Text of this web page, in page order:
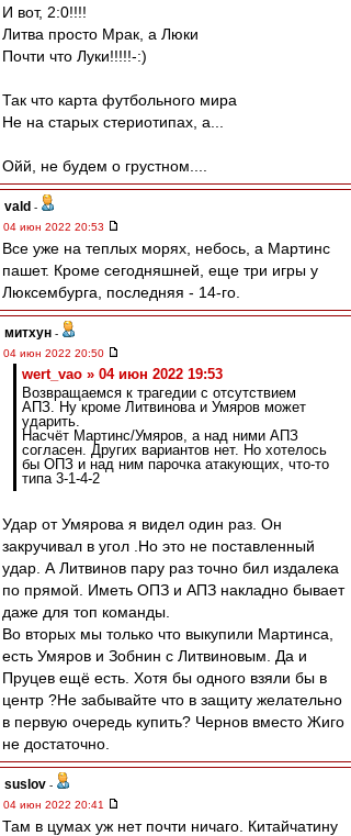
И вот, 2:0!!!!
Литва просто Мрак, а Люки
Почти что Луки!!!!!-:)
Так что карта футбольного мира
Не на старых стериотипах, а...
Ойй, не будем о грустном....
vald -
04 июн 2022 20:53
Все уже на теплых морях, небось, а Мартинс
пашет. Кроме сегодняшней, еще три игры у
Люксембурга, последняя - 14-го.
митхун -
04 июн 2022 20:50
wert_vao » 04 июн 2022 19:53
Возвращаемся к трагедии с отсутствием
АПЗ. Ну кроме Литвинова и Умяров может
ударить.
Насчёт Мартинс/Умяров, а над ними АПЗ
согласен. Других вариантов нет. Но хотелось
бы ОПЗ и над ним парочка атакующих, что-то
типа 3-1-4-2
Удар от Умярова я видел один раз. Он
закручивал в угол .Но это не поставленный
удар. А Литвинов пару раз точно бил издалека
по прямой. Иметь ОПЗ и АПЗ накладно бывает
даже для топ команды.
Во вторых мы только что выкупили Мартинса,
есть Умяров и Зобнин с Литвиновым. Да и
Пруцев ещё есть. Хотя бы одного взяли бы в
центр ?Не забывайте что в защиту желательно
в первую очередь купить? Чернов вместо Жиго
не достаточно.
suslov -
04 июн 2022 20:41
Там в цумах уж нет почти ничаго. Китайчатину